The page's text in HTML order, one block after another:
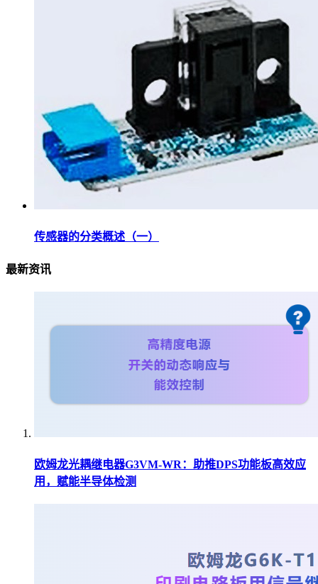
传感器的分类概述（一）
最新资讯
欧姆龙光耦继电器G3VM-WR：助推DPS功能板高效应
用，赋能半导体检测